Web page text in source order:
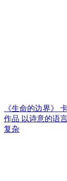
《生命的边界》
作品 以诗意的语
复杂